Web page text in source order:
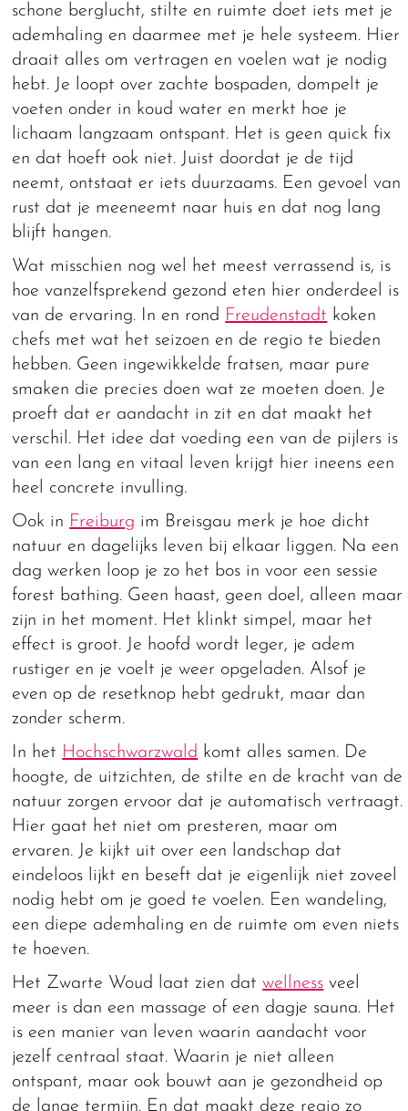
schone berglucht, stilte en ruimte doet iets met je
ademhaling en daarmee met je hele systeem. Hier
draait alles om vertragen en voelen wat je nodig
hebt. Je loopt over zachte bospaden, dompelt je
voeten onder in koud water en merkt hoe je
lichaam langzaam ontspant. Het is geen quick fix
en dat hoeft ook niet. Juist doordat je de tijd
neemt, ontstaat er iets duurzaams. Een gevoel van
rust dat je meeneemt naar huis en dat nog lang
blijft hangen.
Wat misschien nog wel het meest verrassend is, is
hoe vanzelfsprekend gezond eten hier onderdeel is
van de ervaring. In en rond Freudenstadt koken
chefs met wat het seizoen en de regio te bieden
hebben. Geen ingewikkelde fratsen, maar pure
smaken die precies doen wat ze moeten doen. Je
proeft dat er aandacht in zit en dat maakt het
verschil. Het idee dat voeding een van de pijlers is
van een lang en vitaal leven krijgt hier ineens een
heel concrete invulling.
Ook in Freiburg im Breisgau merk je hoe dicht
natuur en dagelijks leven bij elkaar liggen. Na een
dag werken loop je zo het bos in voor een sessie
forest bathing. Geen haast, geen doel, alleen maar
zijn in het moment. Het klinkt simpel, maar het
effect is groot. Je hoofd wordt leger, je adem
rustiger en je voelt je weer opgeladen. Alsof je
even op de resetknop hebt gedrukt, maar dan
zonder scherm.
In het Hochschwarzwald komt alles samen. De
hoogte, de uitzichten, de stilte en de kracht van de
natuur zorgen ervoor dat je automatisch vertraagt.
Hier gaat het niet om presteren, maar om
ervaren. Je kijkt uit over een landschap dat
eindeloos lijkt en beseft dat je eigenlijk niet zoveel
nodig hebt om je goed te voelen. Een wandeling,
een diepe ademhaling en de ruimte om even niets
te hoeven.
Het Zwarte Woud laat zien datwellness veel
meer is dan een massage of een dagje sauna. Het
is een manier van leven waarin aandacht voor
jezelf centraal staat. Waarin je niet alleen
ontspant, maar ook bouwt aan je gezondheid op
de lange termijn. En dat maakt deze regio zo